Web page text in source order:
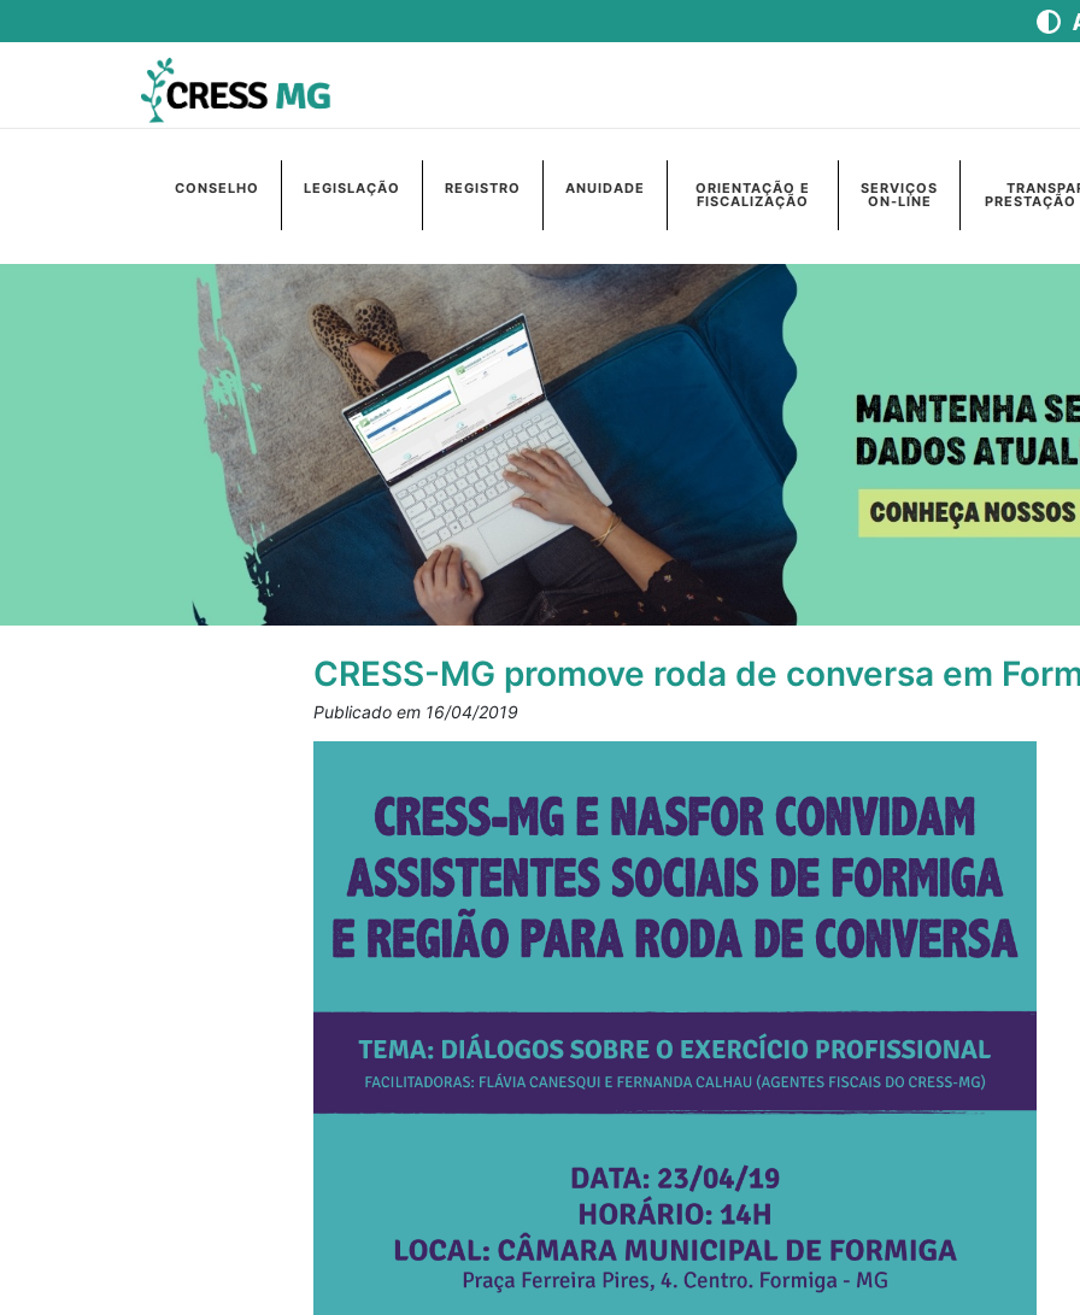
CONSELHO LEGISLAÇÃO REGISTRO ANUIDADE ORIENTAÇÃO E
FISCALIZAÇÃO
SERVIÇOS
ON-LINE
CRESS-MG promove roda de conversa em
Publicado em 16/04/2019